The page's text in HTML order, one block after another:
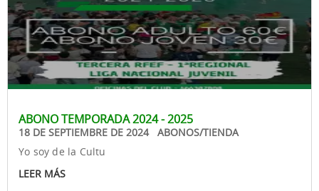
ABONO TEMPORADA 2024 - 2025
18 DE SEPTIEMBRE DE 2024 ABONOS/TIENDA
Yo soy de la Cultu
LEER MÁS